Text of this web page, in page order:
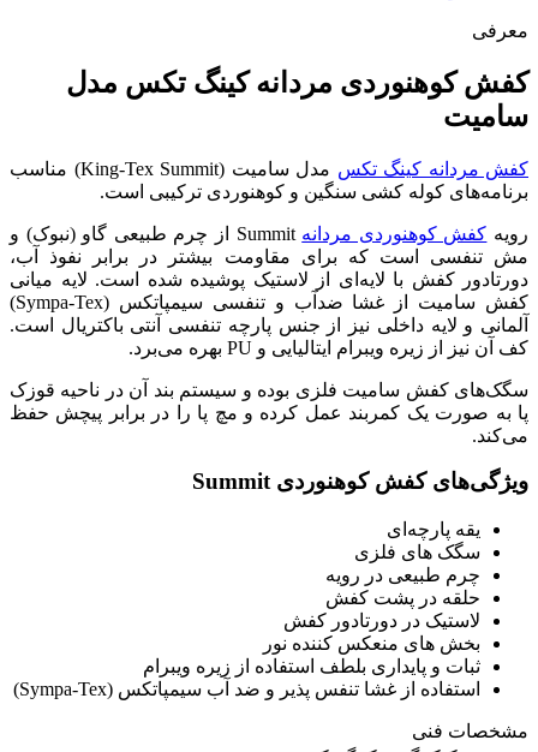
معرفی
کفش کوهنوردی مردانه کینگ تکس مدل
سامیت
کفش مردانه کینگ تکس
مدل سامیت (King-Tex Summit) مناسب
برنامه‌های کوله کشی سنگین و کوهنوردی ترکیبی است.
رویه کفش کوهنوردی مردانه
Summit از چرم طبیعی گاو (نبوک) و
مش تنفسی است که برای مقاومت بیشتر در برابر نفوذ آب،
دورتادور کفش با لایه‌ای از لاستیک پوشیده شده است. لایه میانی
کفش سامیت از غشا ضدآب و تنفسی سیمپاتکس (Sympa-Tex)
آلمانی و لایه داخلی نیز از جنس پارچه تنفسی آنتی باکتریال است.
کف آن نیز از زیره ویبرام ایتالیایی و PU بهره می‌برد.
سگک‌های کفش سامیت فلزی بوده و سیستم بند آن در ناحیه قوزک
پا به صورت یک کمربند عمل کرده و مچ پا را در برابر پیچش حفظ
می‌کند.
ویژگی‌های کفش کوهنوردی Summit
یقه پارچه‌ای
سگک های فلزی
چرم طبیعی در رویه
حلقه در پشت کفش
لاستیک در دورتادور کفش
بخش های منعکس کننده نور
ثبات و پایداری بلطف استفاده از زیره ویبرام
استفاده از غشا تنفس پذیر و ضد آب سیمپاتکس (Sympa-Tex)
مشخصات فنی